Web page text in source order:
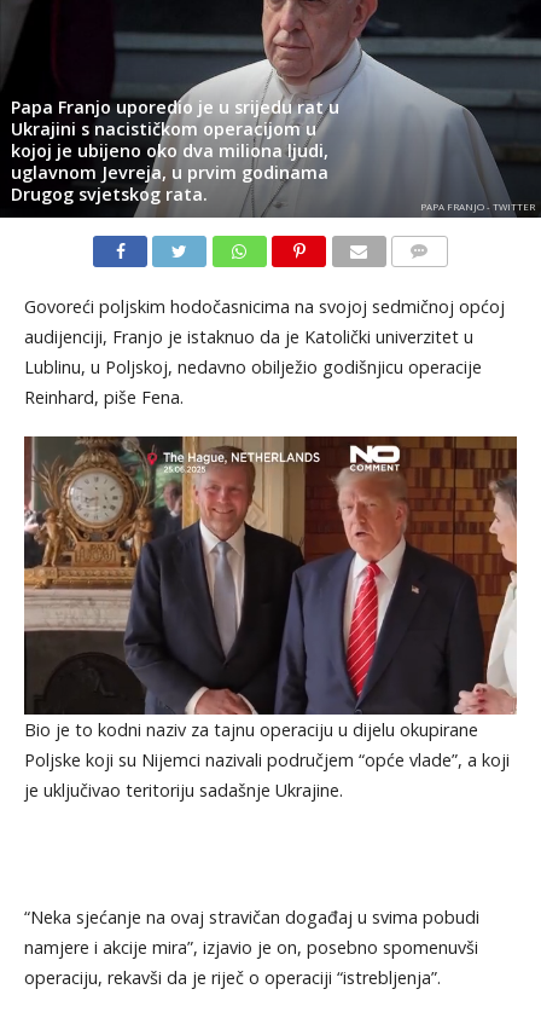
Papa Franjo uporedio je u srijedu rat u
Ukrajini s nacističkom operacijom u
kojoj je ubijeno oko dva miliona ljudi,
uglavnom Jevreja, u prvim godinama
Drugog svjetskog rata.
PAPA FRANJO - TWITTER
Govoreći poljskim hodočasnicima na svojoj sedmičnoj općoj
audijenciji, Franjo je istaknuo da je Katolički univerzitet u
Lublinu, u Poljskoj, nedavno obilježio godišnjicu operacije
Reinhard, piše Fena.
Bio je to kodni naziv za tajnu operaciju u dijelu okupirane
Poljske koji su Nijemci nazivali područjem “opće vlade”, a koji
je uključivao teritoriju sadašnje Ukrajine.
“Neka sjećanje na ovaj stravičan događaj u svima pobudi
namjere i akcije mira”, izjavio je on, posebno spomenuvši
operaciju, rekavši da je riječ o operaciji “istrebljenja”.